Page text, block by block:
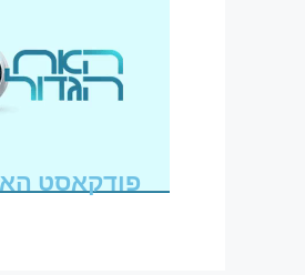
פודקאסט